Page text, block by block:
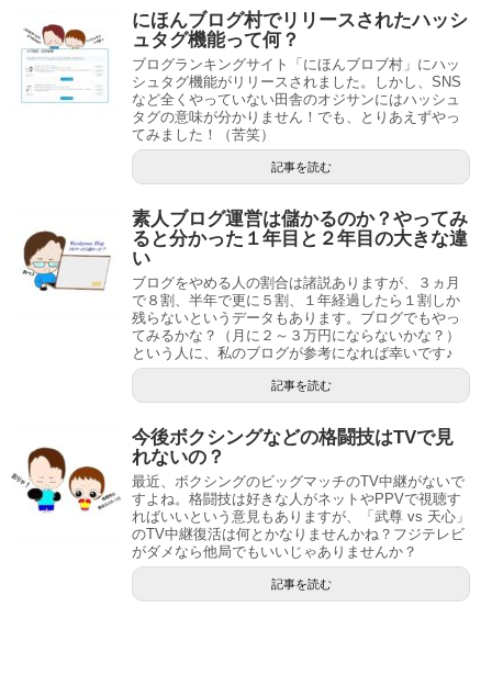
にほんブログ村でリリースされたハッシ
ュタグ機能って何？
ブログランキングサイト「にほんブロブ村」にハッ
シュタグ機能がリリースされました。しかし、SNS
など全くやっていない田舎のオジサンにはハッシュ
タグの意味が分かりません！でも、とりあえずやっ
てみました！（苦笑）
記事を読む
素人ブログ運営は儲かるのか？やってみ
ると分かった１年目と２年目の大きな違
い
ブログをやめる人の割合は諸説ありますが、３ヵ月
で８割、半年で更に５割、１年経過したら１割しか
残らないというデータもあります。ブログでもやっ
てみるかな？（月に２～３万円にならないかな？）
という人に、私のブログが参考になれば幸いです♪
記事を読む
今後ボクシングなどの格闘技はTVで見
れないの？
最近、ボクシングのビッグマッチのTV中継がないで
すよね。格闘技は好きな人がネットやPPVで視聴す
ればいいという意見もありますが、「武尊 vs 天心」
のTV中継復活は何とかなりませんかね？フジテレビ
がダメなら他局でもいいじゃありませんか？
記事を読む